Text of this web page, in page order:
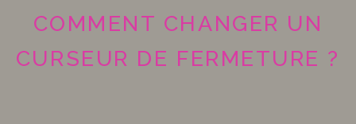
COMMENT CHANGER UN
CURSEUR DE FERMETURE ?